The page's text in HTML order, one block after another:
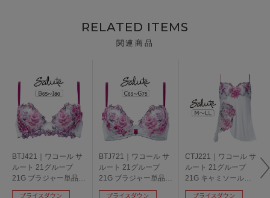
RELATED ITEMS
関連商品
BTJ421｜ワコール サ
ルート 21グループ
21G ブラジャー単品
P-upタイプ
プライスダウン
BTJ721｜ワコール サ
ルート 21グループ
21G ブラジャー単品
リボンブラ CDEFGカ
プライスダウン
CTJ221｜ワコール サ
ルート 21グループ
21G キャミソール
M/L/LL
プライスダウン